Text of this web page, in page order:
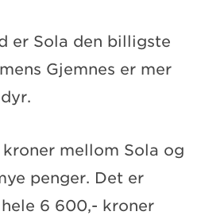
er Sola den billigste
Gjemnes er mer
kroner mellom Sola og
penger. Det er
6 600,- kroner